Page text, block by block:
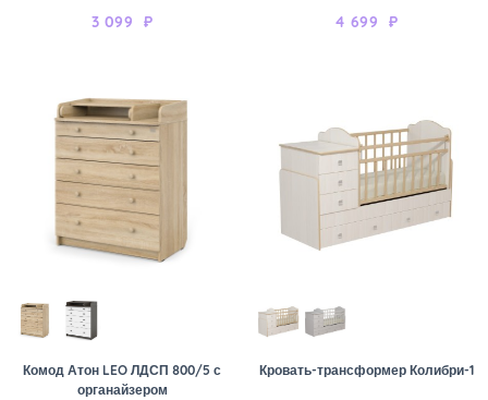
3 099 ₽ 4 699 ₽
Комод Атон LEO ЛДСП 800/5 с
органайзером
Кровать-трансформер Колибри-1